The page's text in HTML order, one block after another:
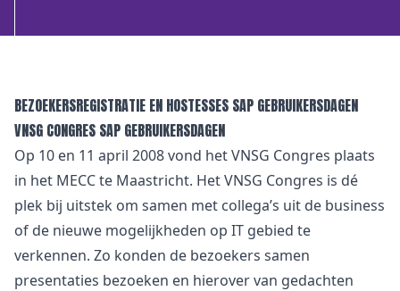
BEZOEKERSREGISTRATIE EN HOSTESSES SAP GEBRUIKERSDAGEN
VNSG CONGRES SAP GEBRUIKERSDAGEN
Op 10 en 11 april 2008 vond het VNSG Congres plaats
in het MECC te Maastricht. Het VNSG Congres is dé
plek bij uitstek om samen met collega’s uit de business
of de nieuwe mogelijkheden op IT gebied te
verkennen. Zo konden de bezoekers samen
presentaties bezoeken en hierover van gedachten